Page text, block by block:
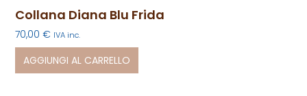
Collana Diana Blu Frida
70,00€ IVA inc.
AGGIUNGI AL CARRELLO